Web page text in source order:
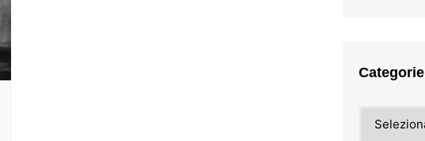
Categorie